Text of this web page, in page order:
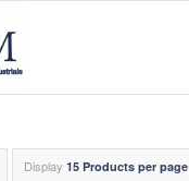
Display 15 Products per page